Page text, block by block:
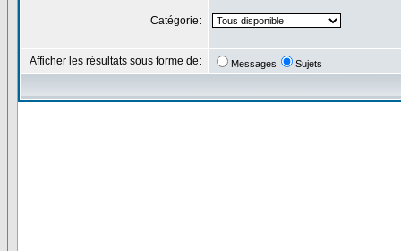
Catégorie:
Afficher les résultats sous forme de: Messages Sujets